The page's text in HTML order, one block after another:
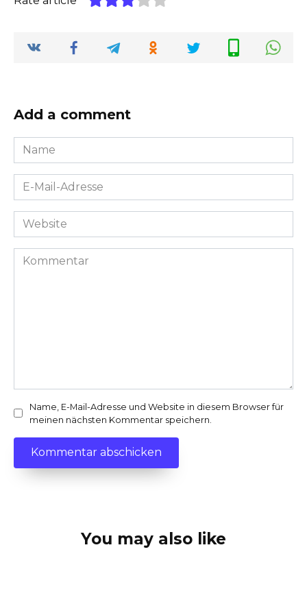
Add a comment
Name
*
E-
Mail-
Adresse
Website
Kommentar
Name, E-Mail-Adresse und Website in diesem Browser für
meinen nächsten Kommentar speichern.
You may also like